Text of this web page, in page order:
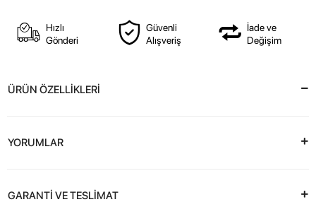
Hızlı
Gönderi
Güvenli
Alışveriş
İade ve
Değişim
ÜRÜN ÖZELLİKLERİ
YORUMLAR
GARANTİ VE TESLİMAT